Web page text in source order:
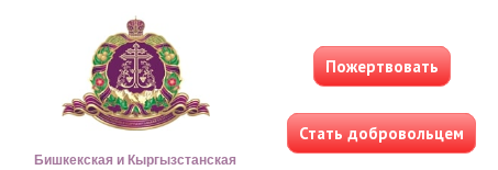
Бишкекская и Кыргызстанская
Пожертвовать
Стать добровольцем